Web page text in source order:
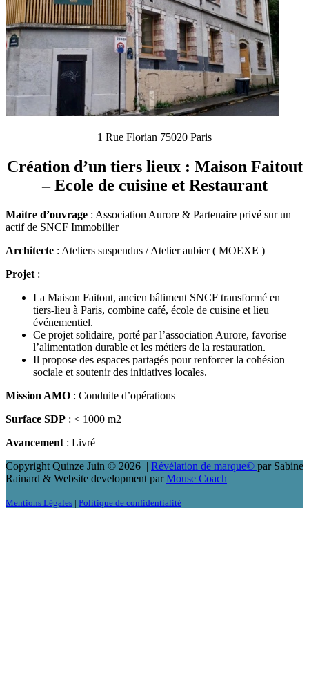
1 Rue Florian 75020 Paris
Création d’un tiers lieux : Maison Faitout
– Ecole de cuisine et Restaurant
Maitre d’ouvrage : Association Aurore & Partenaire privé sur un
actif de SNCF Immobilier
Architecte : Ateliers suspendus / Atelier aubier ( MOEXE )
Projet :
La Maison Faitout, ancien bâtiment SNCF transformé en
tiers-lieu à Paris, combine café, école de cuisine et lieu
événementiel.
Ce projet solidaire, porté par l’association Aurore, favorise
l’alimentation durable et les métiers de la restauration.
Il propose des espaces partagés pour renforcer la cohésion
sociale et soutenir des initiatives locales.
Mission AMO : Conduite d’opérations
Surface SDP : < 1000 m2
Avancement : Livré
Copyright Quinze Juin © 2026 | Révélation de marque©️ par Sabine
Rainard & Website development parMouse Coach
Mentions Légales | Politique de confidentialité